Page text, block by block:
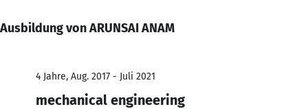
Ausbildung von ARUNSAI ANAM
4 Jahre, Aug. 2017 - Juli 2021
mechanical engineering